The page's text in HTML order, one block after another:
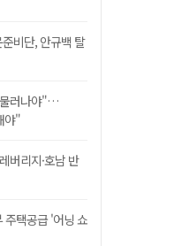
비단, 안규백 탈
러나야"…
야"
버리지·호남 반
주택공급 '어닝 쇼